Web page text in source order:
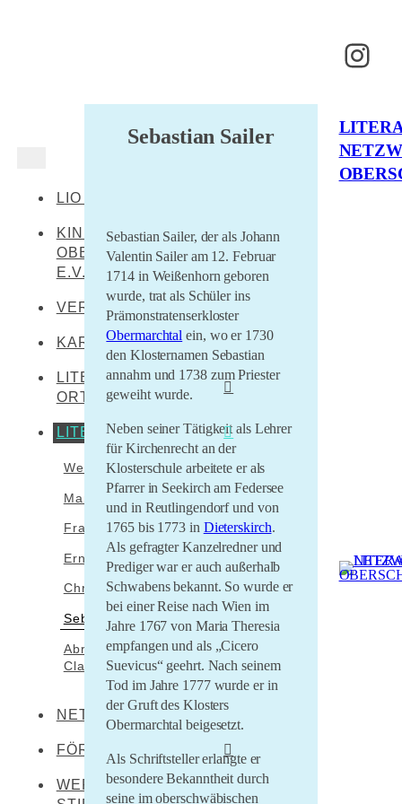
LIO AKTUELL
KINDERKULTUR
OBERSCHWABEN
E.V.
VERANSTALTUNGEN
KARTE
LITERARISCHE
ORTE
Leibertingen-
Kreenheinstetten
Meßkirch
Oberstadion
Obermarchtal
Riedlingen
Rottenacker
Wilflingen
LITERATEN
Werner Dürrson
Martin Heidegger
Franz Carl Hiemer
Ernst Jünger
Christoph von Schmid
Sebastian Sailer
Abraham a Sancta
Clara
NETZWERKENDE
FÖRDERER
Literaturland Baden-
WERNER DÜRRSON-
Sebastian Sailer
Sebastian Sailer, der als Johann
Valentin Sailer am 12. Februar
1714 in Weißenhorn geboren
wurde, trat als Schüler ins
Prämonstratenserkloster
Obermarchtal ein, wo er 1730
den Klosternamen Sebastian
annahm und 1738 zum Priester
geweiht wurde.
Neben seiner Tätigkeit als Lehrer
für Kirchenrecht an der
Klosterschule arbeitete er als
Pfarrer in Seekirch am Federsee
und in Reutlingendorf und von
1765 bis 1773 in Dieterskirch.
Als gefragter Kanzelredner und
Prediger war er auch außerhalb
Schwabens bekannt. So wurde er
bei einer Reise nach Wien im
Jahre 1767 von Maria Theresia
empfangen und als „Cicero
Suevicus“ geehrt. Nach seinem
Tod im Jahre 1777 wurde er in
der Gruft des Klosters
Obermarchtal beigesetzt.
Als Schriftsteller erlangte er
besondere Bekanntheit durch
seine im oberschwäbischen